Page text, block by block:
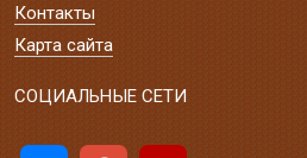
Контакты
Карта сайта
СОЦИАЛЬНЫЕ СЕТИ